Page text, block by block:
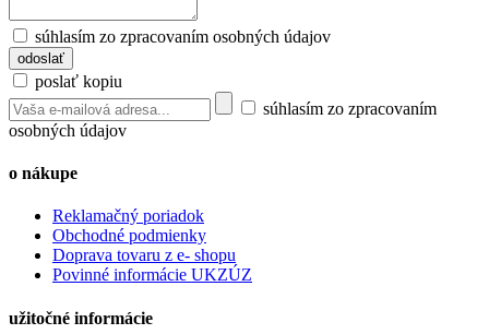
súhlasím zo zpracovaním osobných údajov
poslať kopiu
súhlasím zo zpracovaním
osobných údajov
o nákupe
Reklamačný poriadok
Obchodné podmienky
Doprava tovaru z e- shopu
Povinné informácie UKZÚZ
užitočné informácie